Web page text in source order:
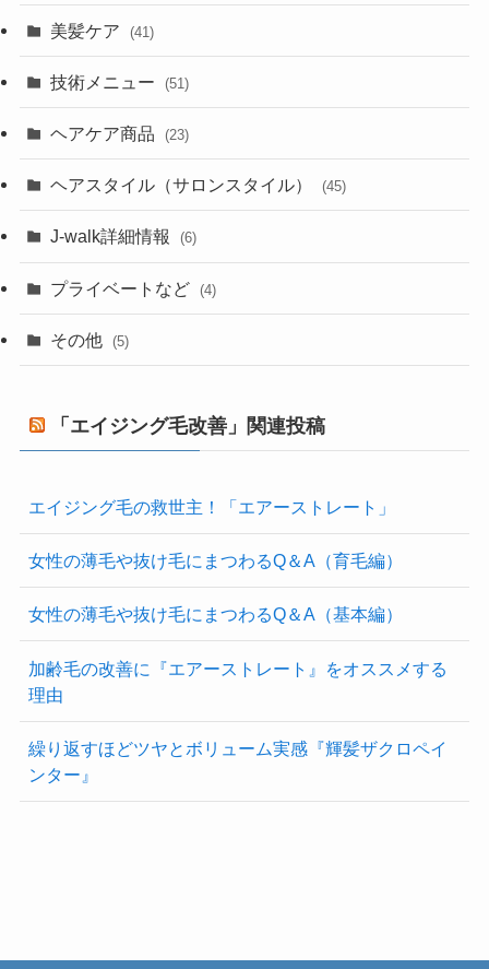
美髪ケア (41)
技術メニュー (51)
ヘアケア商品 (23)
ヘアスタイル（サロンスタイル） (45)
J-walk詳細情報 (6)
プライベートなど (4)
その他 (5)
「エイジング毛改善」関連投稿
エイジング毛の救世主！「エアーストレート」
女性の薄毛や抜け毛にまつわるQ＆A（育毛編）
女性の薄毛や抜け毛にまつわるQ＆A（基本編）
加齢毛の改善に『エアーストレート』をオススメする
理由
繰り返すほどツヤとボリューム実感『輝髪ザクロペイ
ンター』